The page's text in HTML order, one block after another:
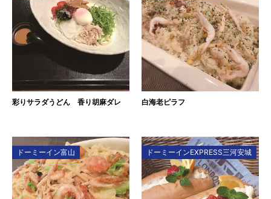
彩りサラダうどん 香り胡麻ダレ 白海老ピラフ
ドーミーイン富山 ドーミーインEXPRESS三河安城